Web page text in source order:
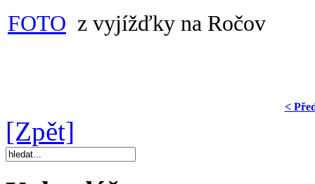
FOTO z vyjížďky na Ročov
<
[Zpět]